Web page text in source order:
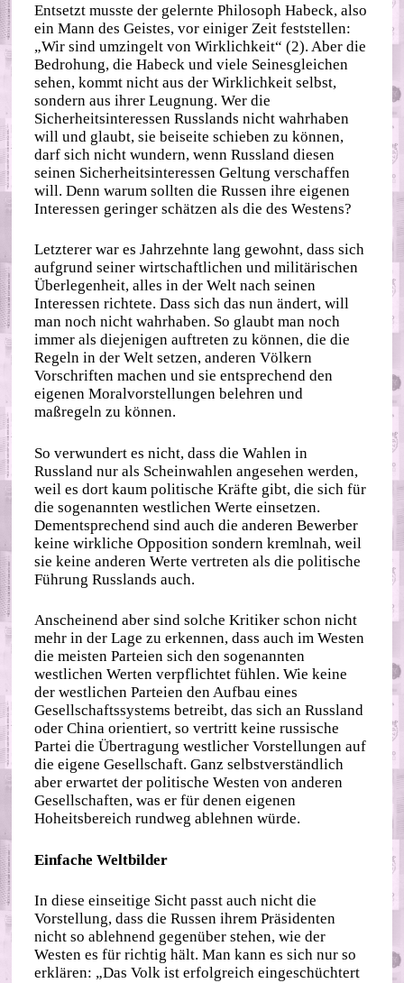
Entsetzt musste der gelernte Philosoph Habeck, also
ein Mann des Geistes, vor einiger Zeit feststellen:
„Wir sind umzingelt von Wirklichkeit“ (2). Aber die
Bedrohung, die Habeck und viele Seinesgleichen
sehen, kommt nicht aus der Wirklichkeit selbst,
sondern aus ihrer Leugnung. Wer die
Sicherheitsinteressen Russlands nicht wahrhaben
will und glaubt, sie beiseite schieben zu können,
darf sich nicht wundern, wenn Russland diesen
seinen Sicherheitsinteressen Geltung verschaffen
will. Denn warum sollten die Russen ihre eigenen
Interessen geringer schätzen als die des Westens?
Letzterer war es Jahrzehnte lang gewohnt, dass sich
aufgrund seiner wirtschaftlichen und militärischen
Überlegenheit, alles in der Welt nach seinen
Interessen richtete. Dass sich das nun ändert, will
man noch nicht wahrhaben. So glaubt man noch
immer als diejenigen auftreten zu können, die die
Regeln in der Welt setzen, anderen Völkern
Vorschriften machen und sie entsprechend den
eigenen Moralvorstellungen belehren und
maßregeln zu können.
So verwundert es nicht, dass die Wahlen in
Russland nur als Scheinwahlen angesehen werden,
weil es dort kaum politische Kräfte gibt, die sich für
die sogenannten westlichen Werte einsetzen.
Dementsprechend sind auch die anderen Bewerber
keine wirkliche Opposition sondern kremlnah, weil
sie keine anderen Werte vertreten als die politische
Führung Russlands auch.
Anscheinend aber sind solche Kritiker schon nicht
mehr in der Lage zu erkennen, dass auch im Westen
die meisten Parteien sich den sogenannten
westlichen Werten verpflichtet fühlen. Wie keine
der westlichen Parteien den Aufbau eines
Gesellschaftssystems betreibt, das sich an Russland
oder China orientiert, so vertritt keine russische
Partei die Übertragung westlicher Vorstellungen auf
die eigene Gesellschaft. Ganz selbstverständlich
aber erwartet der politische Westen von anderen
Gesellschaften, was er für denen eigenen
Hoheitsbereich rundweg ablehnen würde.
Einfache Weltbilder
In diese einseitige Sicht passt auch nicht die
Vorstellung, dass die Russen ihrem Präsidenten
nicht so ablehnend gegenüber stehen, wie der
Westen es für richtig hält. Man kann es sich nur so
erklären: „Das Volk ist erfolgreich eingeschüchtert